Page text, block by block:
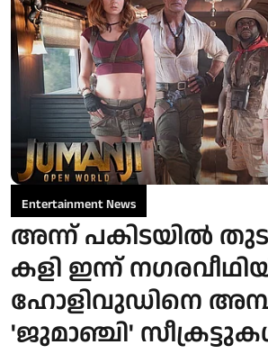
Entertainment News
അന്ന് പകിടയില്‍
കളി ഇന്ന്
ഹോളിവുഡിനെ
'ജുമാഞ്ചി'